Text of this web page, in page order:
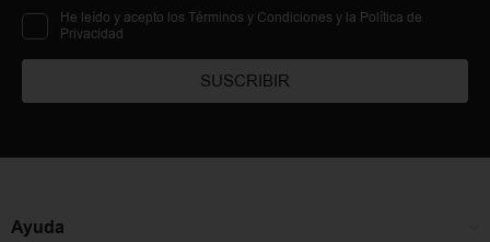
He leído y acepto los Términos y Condiciones y la Política de
Privacidad
SUSCRIBIR
Ayuda